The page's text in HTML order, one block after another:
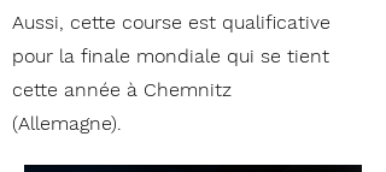
Aussi, cette course est qualificative
pour la finale mondiale qui se tient
cette année à Chemnitz
(Allemagne).